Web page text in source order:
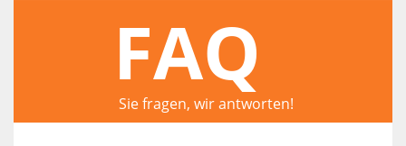
FAQ
Sie fragen, wir antworten!